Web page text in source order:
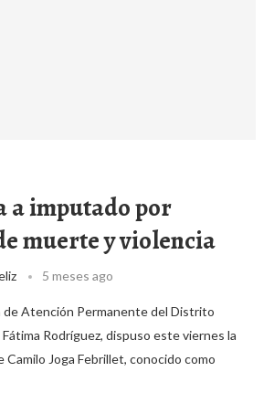
a imputado por
muerte y violencia
5 meses ago
de Atención Permanente del Distrito
Rodríguez, dispuso este viernes la
Joga Febrillet, conocido como